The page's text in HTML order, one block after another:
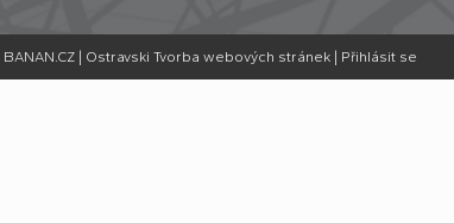
BANAN.CZ| Ostravski Tvorba webových stránek Přihlásit se